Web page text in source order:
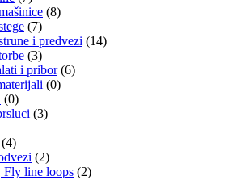
(8)
(7)
i predvezi (14)
(3)
i pribor (6)
(0)
(0)
(3)
(4)
(2)
Fly line loops (2)